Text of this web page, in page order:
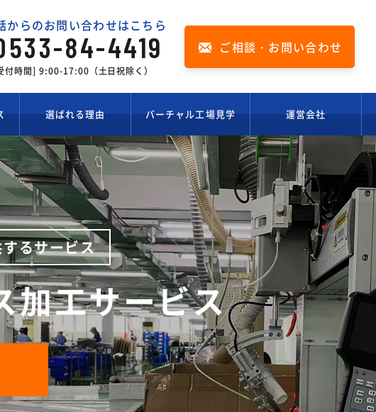
からのお問い合わせはこちら
84-4419
付時間] 9:00-17:00（土日祝除く）
ご相談・お問い合わせ
ス加工
ス加工
選ばれる理由 バーチャル工場見学 運営会社
るサービス
加工サービス